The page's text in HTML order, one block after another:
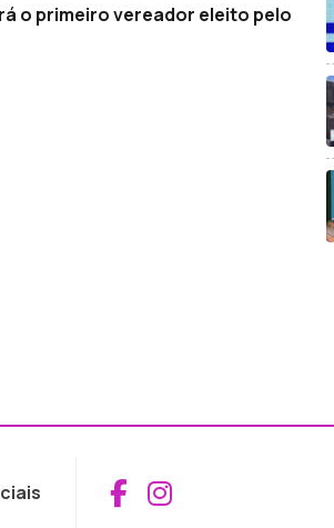
o primeiro vereador eleito pelo
Aceder ao
Aceder ao